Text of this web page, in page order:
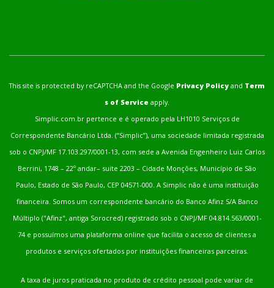
This site is protected by reCAPTCHA and the Google Privacy Policy and Term
s of Service apply.
Simplic.com.br pertence e é operado pela LH1010 Serviços de
Correspondente Bancário Ltda. (“Simplic”), uma sociedade limitada registrada
sob o CNPJ/MF 17.103.297/0001-13, com sede a Avenida Engenheiro Luiz Carlos
Berrini, 1748 – 22º andar– suite 2203 – Cidade Monções, Município de São
Paulo, Estado de São Paulo, CEP 04571-000. A Simplic não é uma instituição
financeira. Somos um correspondente bancário do Banco Afinz S/A Banco
Múltiplo ("Afinz", antiga Sorocred) registrado sob o CNPJ/MF 04.814.563/0001-
74 e possuímos uma plataforma online que facilita o acesso de clientes a
produtos e serviços ofertados por instituições financeiras parceiras.
A taxa de juros praticada no produto de crédito pessoal pode variar de